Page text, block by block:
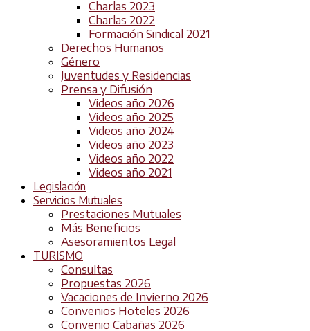
Charlas 2023
Charlas 2022
Formación Sindical 2021
Derechos Humanos
Género
Juventudes y Residencias
Prensa y Difusión
Videos año 2026
Videos año 2025
Videos año 2024
Videos año 2023
Videos año 2022
Videos año 2021
Legislación
Servicios Mutuales
Prestaciones Mutuales
Más Beneficios
Asesoramientos Legal
TURISMO
Consultas
Propuestas 2026
Vacaciones de Invierno 2026
Convenios Hoteles 2026
Convenio Cabañas 2026